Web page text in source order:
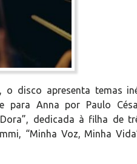
o disco apresenta temas
para Anna por Paulo
dedicada à filha de
“Minha Voz, Minha